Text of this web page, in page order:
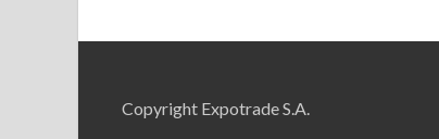
Copyright Expotrade S.A.